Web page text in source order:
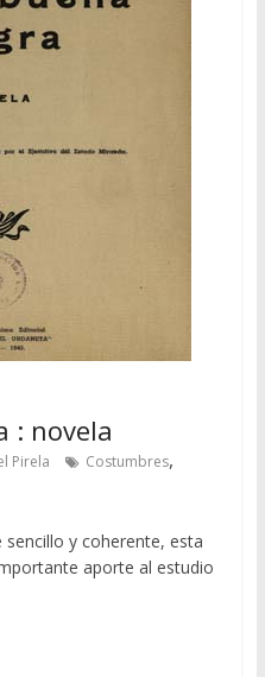
: novela
Pirela Costumbres,
y coherente, esta
aporte al estudio